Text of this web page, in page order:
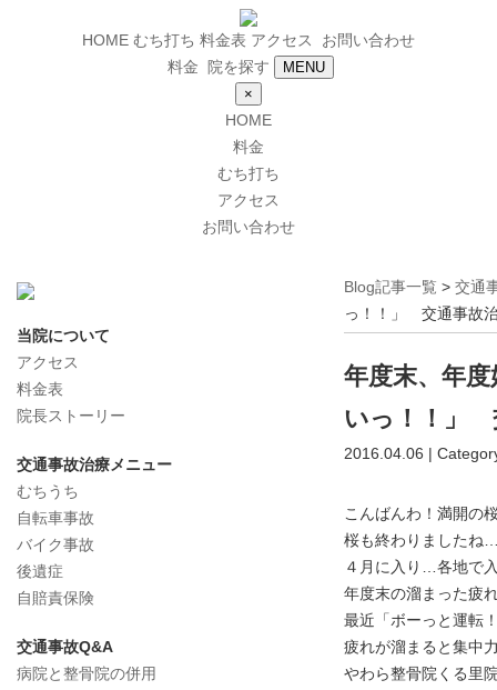
HOME むち打ち 料金表 アクセス
お問い合わせ
料金
院を探す
MENU
×
HOME
料金
むち打ち
アクセス
お問い合わせ
Blog記事一覧 > 交通
っ！！」 交通事故
年度末、年
いっ！！」
2016.04.06 |
こんばんわ！満開の
桜も終わりましたね
４月に入り…各地で
年度末の溜まった疲
最近「ボーっと運転
疲れが溜まると集中
やわら整骨院くる里
当院について
アクセス
料金表
院長ストーリー
交通事故治療メニュー
むちうち
自転車事故
バイク事故
後遺症
自賠責保険
交通事故Q&A
病院と整骨院の併用